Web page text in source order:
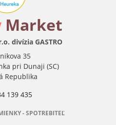
Market
divízia GASTRO
35
pri Dunaji (SC)
Republika
139 435
- SPOTREBITEĽ